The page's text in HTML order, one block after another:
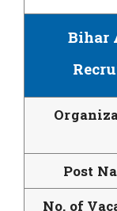
Bihar
Post
No. of